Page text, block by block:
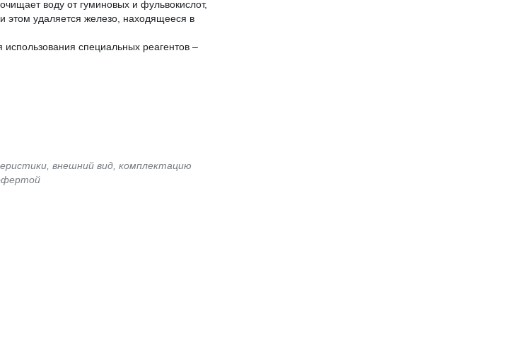
воду от гуминовых и фульвокислот,
этом удаляется железо, находящееся в
специальных реагентов –
внешний вид, комплектацию